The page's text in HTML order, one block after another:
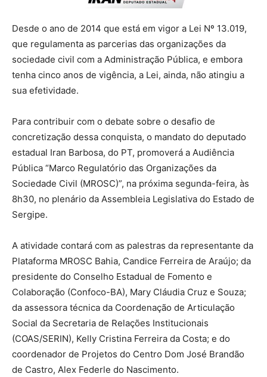
Desde o ano de 2014 que está em vigor a Lei Nº 13.019,
que regulamenta as parcerias das organizações da
sociedade civil com a Administração Pública, e embora
tenha cinco anos de vigência, a Lei, ainda, não atingiu a
sua efetividade.
Para contribuir com o debate sobre o desafio de
concretização dessa conquista, o mandato do deputado
estadual Iran Barbosa, do PT, promoverá a Audiência
Pública “Marco Regulatório das Organizações da
Sociedade Civil (MROSC)”, na próxima segunda-feira, às
8h30, no plenário da Assembleia Legislativa do Estado de
Sergipe.
A atividade contará com as palestras da representante da
Plataforma MROSC Bahia, Candice Ferreira de Araújo; da
presidente do Conselho Estadual de Fomento e
Colaboração (Confoco-BA), Mary Cláudia Cruz e Souza;
da assessora técnica da Coordenação de Articulação
Social da Secretaria de Relações Institucionais
(COAS/SERIN), Kelly Cristina Ferreira da Costa; e do
coordenador de Projetos do Centro Dom José Brandão
de Castro, Alex Federle do Nascimento.